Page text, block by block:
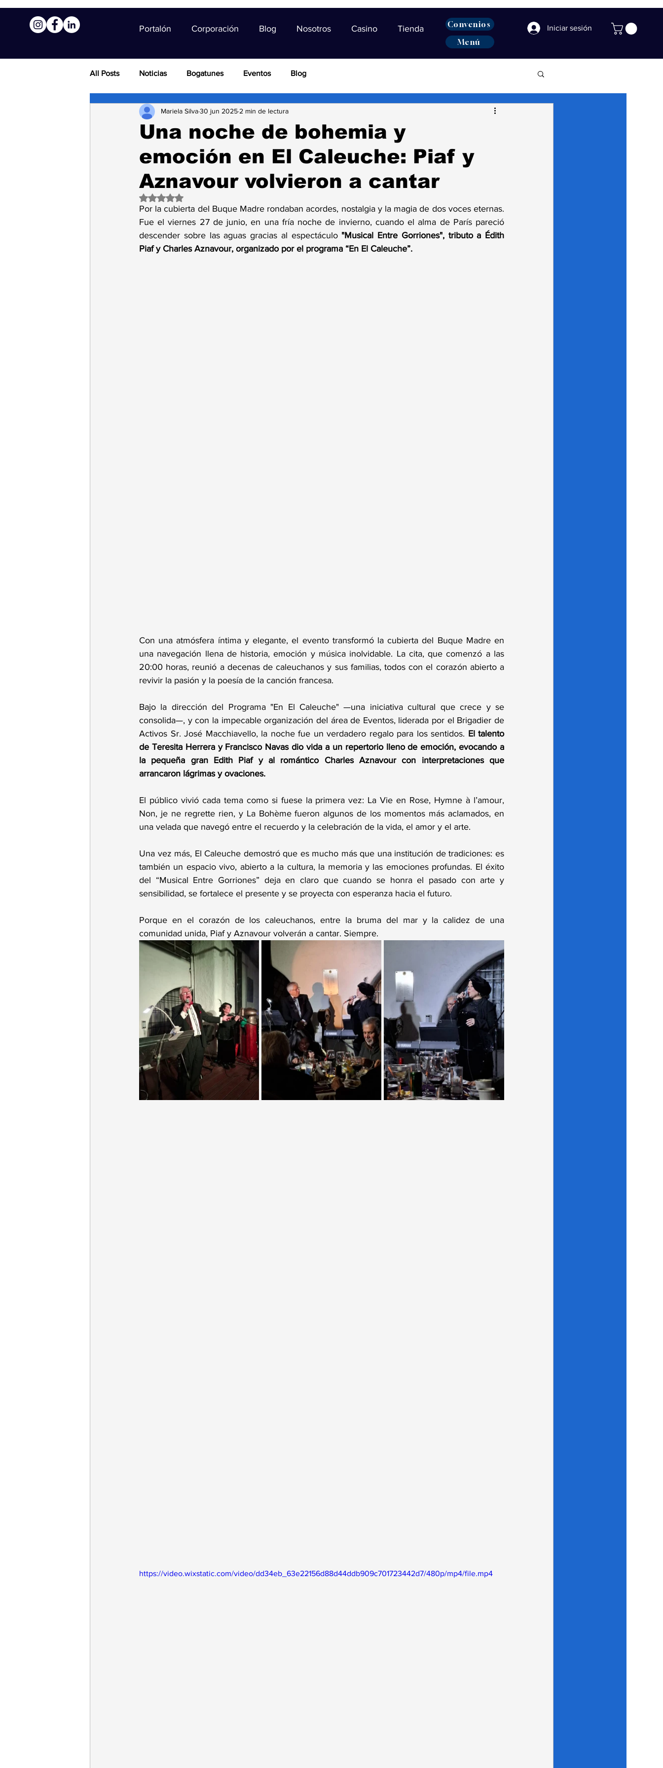
Portalón Corporación Blog Nosotros Casino Tienda
Convenios
Menú
Iniciar sesión
All Posts Noticias Bogatunes Eventos Blog
Una noche de bohemia y
emoción en El Caleuche: Piaf y
Aznavour volvieron a cantar
Mariela Silva30 jun 2025 2 min de lectura
Obtuvo NaN de 5 estrellas.
Por la cubierta del Buque Madre rondaban acordes, nostalgia y la magia de dos voces eternas.
Fue el viernes 27 de junio, en una fría noche de invierno, cuando el alma de París pareció
descender sobre las aguas gracias al espectáculo "Musical Entre Gorriones", tributo a Édith
Piaf y Charles Aznavour, organizado por el programa “En El Caleuche”.
Con una atmósfera íntima y elegante, el evento transformó la cubierta del Buque Madre en
una navegación llena de historia, emoción y música inolvidable. La cita, que comenzó a las
20:00 horas, reunió a decenas de caleuchanos y sus familias, todos con el corazón abierto a
revivir la pasión y la poesía de la canción francesa.
Bajo la dirección del Programa "En El Caleuche" —una iniciativa cultural que crece y se
consolida—, y con la impecable organización del área de Eventos, liderada por el Brigadier de
Activos Sr. José Macchiavello, la noche fue un verdadero regalo para los sentidos. El talento
de Teresita Herrera y Francisco Navas dio vida a un repertorio lleno de emoción, evocando a
la pequeña gran Edith Piaf y al romántico Charles Aznavour con interpretaciones que
arrancaron lágrimas y ovaciones.
El público vivió cada tema como si fuese la primera vez: La Vie en Rose, Hymne à l’amour,
Non, je ne regrette rien, y La Bohème fueron algunos de los momentos más aclamados, en
una velada que navegó entre el recuerdo y la celebración de la vida, el amor y el arte.
Una vez más, El Caleuche demostró que es mucho más que una institución de tradiciones: es
también un espacio vivo, abierto a la cultura, la memoria y las emociones profundas. El éxito
del “Musical Entre Gorriones” deja en claro que cuando se honra el pasado con arte y
sensibilidad, se fortalece el presente y se proyecta con esperanza hacia el futuro.
Porque en el corazón de los caleuchanos, entre la bruma del mar y la calidez de una
comunidad unida, Piaf y Aznavour volverán a cantar. Siempre.
https://video.wixstatic.com/video/dd34eb_63e22156d88d44ddb909c701723442d7/480p/mp4/file.mp4